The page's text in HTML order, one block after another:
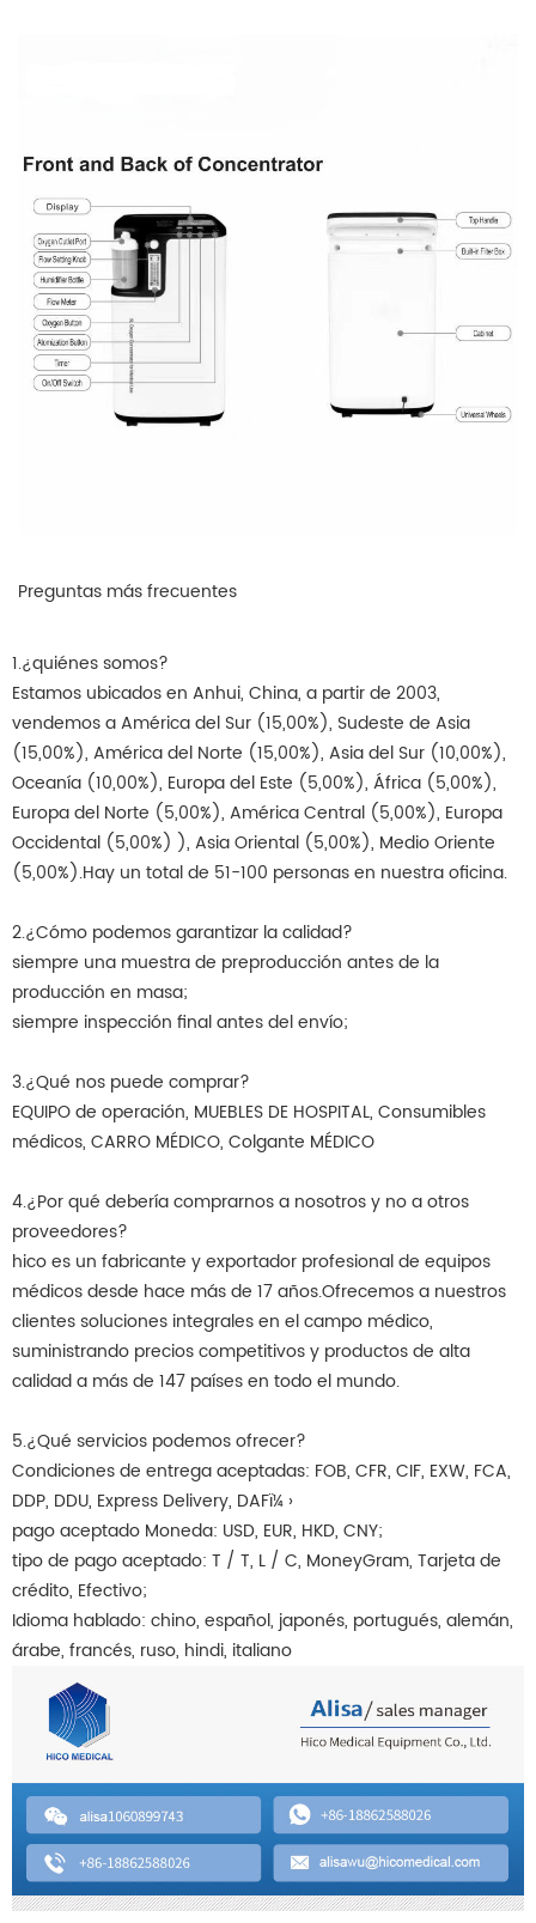
Preguntas más frecuentes
1.¿quiénes somos?
Estamos ubicados en Anhui, China, a partir de 2003,
vendemos a América del Sur (15,00%), Sudeste de Asia
(15,00%), América del Norte (15,00%), Asia del Sur (10,00%),
Oceanía (10,00%), Europa del Este (5,00%), África (5,00%),
Europa del Norte (5,00%), América Central (5,00%), Europa
Occidental (5,00%) ), Asia Oriental (5,00%), Medio Oriente
(5,00%).Hay un total de 51-100 personas en nuestra oficina.
2.¿Cómo podemos garantizar la calidad?
siempre una muestra de preproducción antes de la
producción en masa;
siempre inspección final antes del envío;
3.¿Qué nos puede comprar?
EQUIPO de operación, MUEBLES DE HOSPITAL, Consumibles
médicos, CARRO MÉDICO, Colgante MÉDICO
4.¿Por qué debería comprarnos a nosotros y no a otros
proveedores?
hico es un fabricante y exportador profesional de equipos
médicos desde hace más de 17 años.Ofrecemos a nuestros
clientes soluciones integrales en el campo médico,
suministrando precios competitivos y productos de alta
calidad a más de 147 países en todo el mundo.
5.¿Qué servicios podemos ofrecer?
Condiciones de entrega aceptadas: FOB, CFR, CIF, EXW, FCA,
DDP, DDU, Express Delivery, DAFï¼ ›
pago aceptado Moneda: USD, EUR, HKD, CNY;
tipo de pago aceptado: T / T, L / C, MoneyGram, Tarjeta de
crédito, Efectivo;
Idioma hablado: chino, español, japonés, portugués, alemán,
árabe, francés, ruso, hindi, italiano